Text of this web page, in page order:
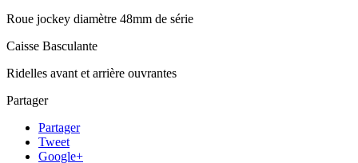
Roue jockey diamètre 48mm de série
Caisse Basculante
Ridelles avant et arrière ouvrantes
Partager
Partager
Tweet
Google+